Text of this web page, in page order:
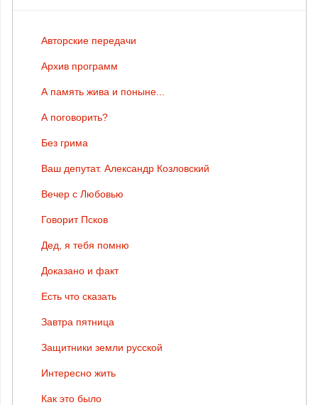
Авторские передачи
Архив программ
А память жива и поныне...
А поговорить?
Без грима
Ваш депутат. Александр Козловский
Вечер с Любовью
Говорит Псков
Дед, я тебя помню
Доказано и факт
Есть что сказать
Завтра пятница
Защитники земли русской
Интересно жить
Как это было